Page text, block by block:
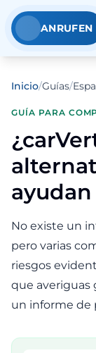
ANRUFEN
Inicio/Guías/
GUÍA PARA
ayudan
No existe un
pero varias
riesgos
que averiguas
un informe de